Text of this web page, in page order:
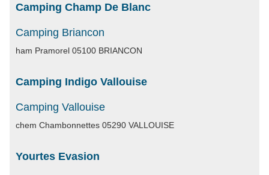
Camping Champ De Blanc
Camping Briancon
ham Pramorel 05100 BRIANCON
Camping Indigo Vallouise
Camping Vallouise
chem Chambonnettes 05290 VALLOUISE
Yourtes Evasion